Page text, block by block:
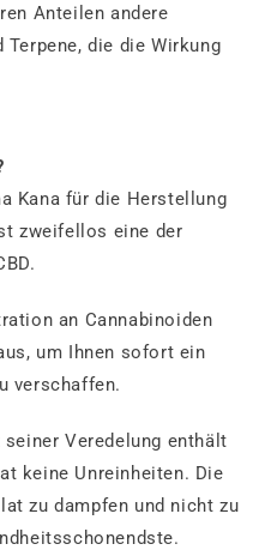
Anteilen andere
die die Wirkung
Kana für die Herstellung
zweifellos eine der
an Cannabinoiden
um Ihnen sofort ein
verschaffen.
Veredelung enthält
keine Unreinheiten. Die
zu dampfen und nicht zu